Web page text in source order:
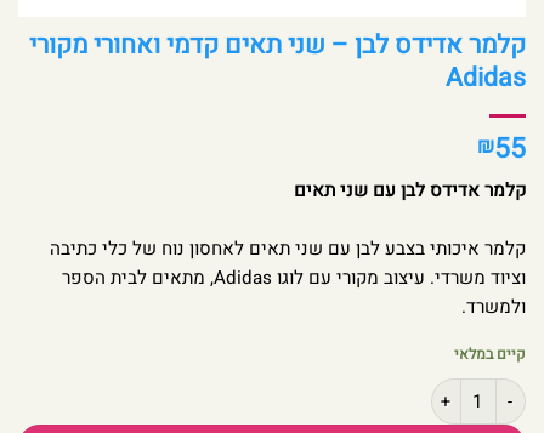
קלמר אדידס לבן – שני תאים קדמי ואחורי מקורי
Adidas
₪55
קלמר אדידס לבן עם שני תאים
קלמר איכותי בצבע לבן עם שני תאים לאחסון נוח של כלי כתיבה
וציוד משרדי. עיצוב מקורי עם לוגו Adidas, מתאים לבית הספר
ולמשרד.
קיים במלאי
כמות של קלמר אדידס לבן – שני תאים קדמי ואחורי מקורי Adidas